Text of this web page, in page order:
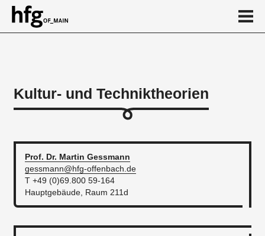
Über
Kultur- und Techniktheorien
Prof. Dr. Martin Gessmann
gessmann@hfg-offenbach.de
T +49 (0)69.800 59-164
Hauptgebäude, Raum 211d